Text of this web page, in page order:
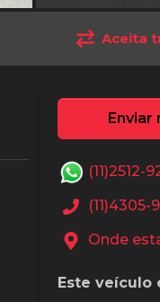
Aceita
Enviar
(11)2512-
(11)4305-
Onde
Este veículo